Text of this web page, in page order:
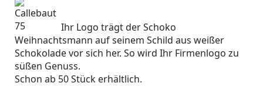
Ihr Logo trägt der Schoko
Weihnachtsmann auf seinem Schild aus weißer
Schokolade vor sich her. So wird Ihr Firmenlogo zu
süßen Genuss.
Schon ab 50 Stück erhältlich.